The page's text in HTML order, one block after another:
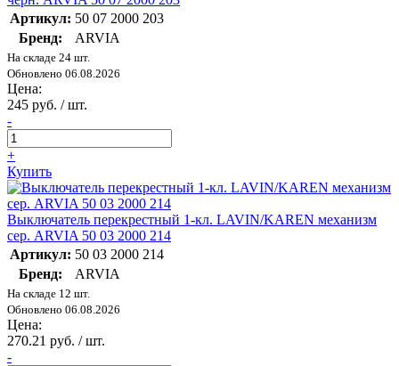
Артикул: 50 07 2000 203
Бренд:
ARVIA
На складе 24 шт.
Обновлено 06.08.2026
Цена:
245 руб. / шт.
-
+
Купить
Выключатель перекрестный 1-кл. LAVIN/KAREN механизм
сер. ARVIA 50 03 2000 214
Артикул: 50 03 2000 214
Бренд:
ARVIA
На складе 12 шт.
Обновлено 06.08.2026
Цена:
270.21 руб. / шт.
-